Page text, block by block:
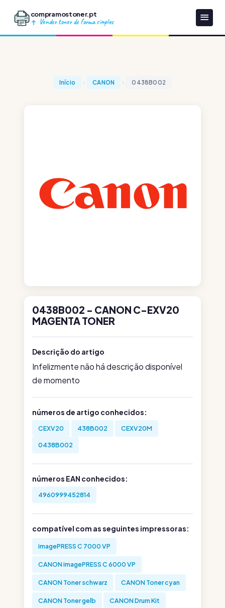
compramostoner.pt
Vender toner de forma simples
Início CANON 0438B002
0438B002 - CANON C-EXV20
MAGENTA TONER
Descrição do artigo
Infelizmente não há descrição disponível
de momento
números de artigo conhecidos:
CEXV20 438B002 CEXV20M
0438B002
números EAN conhecidos:
4960999452814
compatível com as seguintes impressoras:
imagePRESS C 7000 VP
CANON imagePRESS C 6000 VP
CANON Toner schwarz CANON Toner cyan
CANON Toner gelb CANON Drum Kit